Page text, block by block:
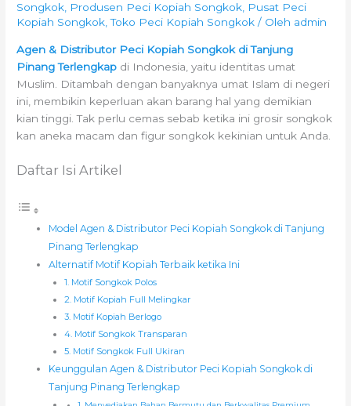
Songkok, Produsen Peci Kopiah Songkok, Pusat Peci
Kopiah Songkok,Toko Peci Kopiah Songkok / Oleh admin
Agen & Distributor Peci Kopiah Songkok di Tanjung
Pinang Terlengkap di Indonesia, yaitu identitas umat
Muslim. Ditambah dengan banyaknya umat Islam di negeri
ini, membikin keperluan akan barang hal yang demikian
kian tinggi. Tak perlu cemas sebab ketika ini grosir songkok
kan aneka macam dan figur songkok kekinian untuk Anda.
Daftar Isi Artikel
Model Agen & Distributor Peci Kopiah Songkok di Tanjung
Pinang Terlengkap
Alternatif Motif Kopiah Terbaik ketika Ini
1. Motif Songkok Polos
2. Motif Kopiah Full Melingkar
3. Motif Kopiah Berlogo
4. Motif Songkok Transparan
5. Motif Songkok Full Ukiran
Keunggulan Agen & Distributor Peci Kopiah Songkok di
Tanjung Pinang Terlengkap